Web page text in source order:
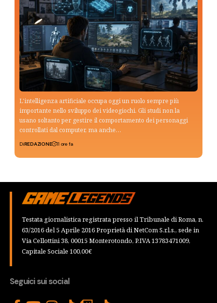
L'intelligenza artificiale occupa oggi un ruolo sempre più
importante nello sviluppo dei videogiochi. Gli studi non la
usano soltanto per gestire il comportamento dei personaggi
controllati dal computer, ma anche…
DiREDAZIONE 11 ore fa
Testata giornalistica registrata presso il Tribunale di Roma, n.
63/2016 del 5 Aprile 2016 Proprietà di NetCom S.r.l.s., sede in
Via Cellottini 38, 00015 Monterotondo, P.IVA 13783471009,
Capitale Sociale 100,00€
Seguici sui social